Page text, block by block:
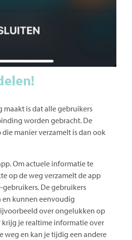
maakt is dat alle gebruikers
worden gebracht. De
manier verzamelt is dan ook
Om actuele informatie te
op de weg verzamelt de app
De gebruikers
kunnen eenvoudig
over ongelukken op
krijg je realtime informatie over
weg en kan je tijdig een andere